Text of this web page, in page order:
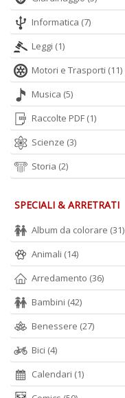
Informatica (7)
Leggi (1)
Motori e Trasporti (11)
Musica (5)
Raccolte PDF (1)
Scienze (3)
Storia (2)
SPECIALI & ARRETRATI
Album da colorare (31)
Animali (14)
Arredamento (36)
Bambini (42)
Benessere (27)
Bici (4)
Calendari (1)